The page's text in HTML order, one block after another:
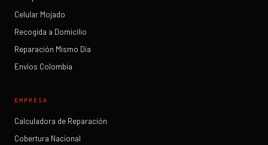
Celular Mojado
Recogida a Domicilio
Reparación Mismo Día
Envíos Colombia
EMPRESA
Calculadora de Reparación
Cobertura Nacional